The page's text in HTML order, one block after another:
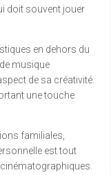
doit souvent jouer
en dehors du
musique
de sa créativité.
une touche
familiales,
est tout